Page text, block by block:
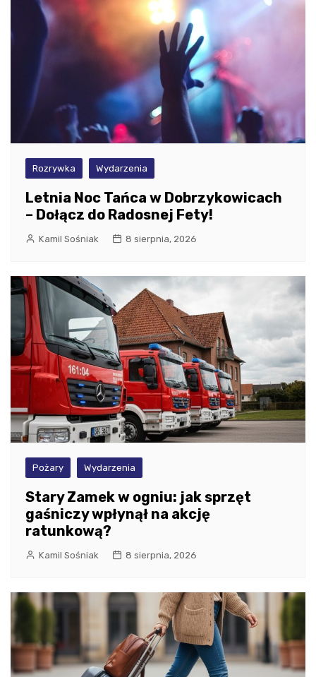
Rozrywka Wydarzenia
Letnia Noc Tańca w Dobrzykowicach
– Dołącz do Radosnej Fety!
Kamil Sośniak 8 sierpnia, 2026
Pożary Wydarzenia
Stary Zamek w ogniu: jak sprzęt
gaśniczy wpłynął na akcję
ratunkową?
Kamil Sośniak 8 sierpnia, 2026